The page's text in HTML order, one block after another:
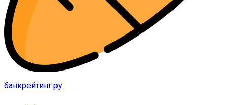
банкрейтинг.ру